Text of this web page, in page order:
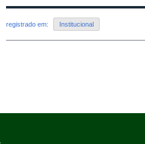
registrado em: Institucional